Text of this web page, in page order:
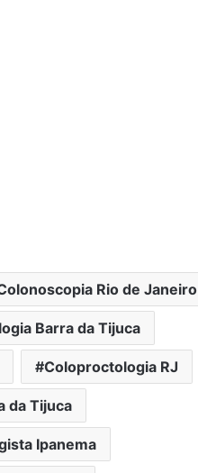
Rio de Janeiro
Barra da Tijuca
Coloproctologia RJ
da Tijuca
Ipanema